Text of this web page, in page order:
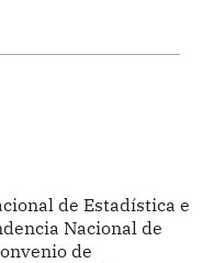
de Estadística e
Nacional de
de